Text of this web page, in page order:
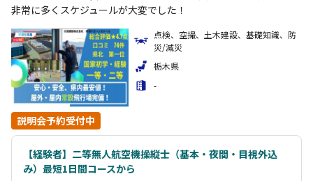
非常に多くスケジュールが大変でした！
点検、空撮、土木建設、基礎知識、防
災/減災
栃木県
-
説明会予約受付中
【経験者】二等無人航空機操縦士（基本・夜間・目視外込
み）最短1日間コースから